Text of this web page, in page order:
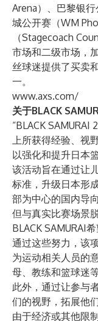
Arena）、巴黎银
城公开赛（WM
（Stagecoach
市场和二级市场，
丝球迷提供了买卖
一。
www.axs.com/
关于BLACK
“BLACK SAMURAI
上所获得经验、视
以强化和提升日本
该活动旨在通过让
标准，升级日本形
部为中心的国内导
但与真实比赛场景
BLACK SAMURAI
通过这些努力，该
为运动相关人员的
母、教练和篮球迷等
此外，通过让参与
们的视野，拓展他
由于经济或其他限